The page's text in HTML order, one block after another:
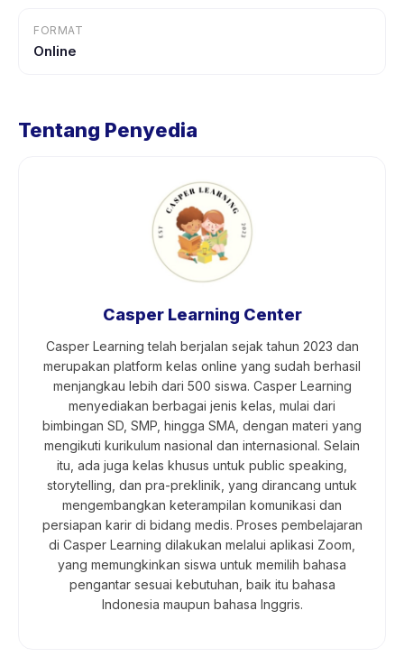
FORMAT
Online
Tentang Penyedia
Casper Learning Center
Casper Learning telah berjalan sejak tahun 2023 dan
merupakan platform kelas online yang sudah berhasil
menjangkau lebih dari 500 siswa. Casper Learning
menyediakan berbagai jenis kelas, mulai dari
bimbingan SD, SMP, hingga SMA, dengan materi yang
mengikuti kurikulum nasional dan internasional. Selain
itu, ada juga kelas khusus untuk public speaking,
storytelling, dan pra-preklinik, yang dirancang untuk
mengembangkan keterampilan komunikasi dan
persiapan karir di bidang medis. Proses pembelajaran
di Casper Learning dilakukan melalui aplikasi Zoom,
yang memungkinkan siswa untuk memilih bahasa
pengantar sesuai kebutuhan, baik itu bahasa
Indonesia maupun bahasa Inggris.